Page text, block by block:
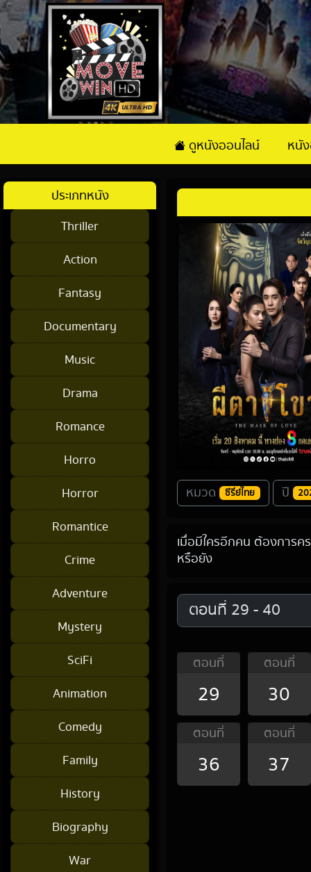
ดูหนังออนไลน์ หนั
ประเภทหนัง
Thriller
Action
Fantasy
Documentary
Music
Drama
Romance
Horro
Horror
Romantice
Crime
Adventure
Mystery
SciFi
Animation
Comedy
Family
History
Biography
War
หมวด ซีรี่ย์ไทย ปี
เมื่อมีใครอีกคน ต้องการ
หรือยัง
ตอนที่
29
ตอนที่
30
ตอนที่
36
ตอนที่
37